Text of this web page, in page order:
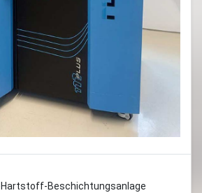
Hartstoff-Beschichtungsanlage